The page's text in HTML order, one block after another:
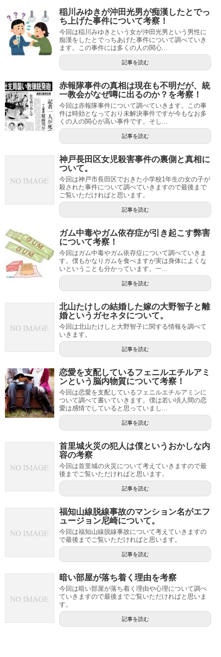
稲川みゆきが沖田光男が痴漢したとでっ
ち上げた事件について考察！
今回は稲川みゆきという女が沖田光男という男性に
痴漢をしたとでっちあげた事件について調べていき
ます。この事件には多くの人の関心...
記事を読む
赤報隊事件の真相は現在も不明だが、統
一教会がなぜ噂に出るのか？を考察！
今回は赤報隊事件について調べていきます。この事
件は時効となっており未解決事件ですが今もなお多
くの人の関心が高い事件です。そし...
記事を読む
神戸長田区女児殺害事件の裏側と真相に
ついて。
今回は神戸市長田区でおきた小学校1年生の女の子が
殺された事件について調べていきますので最後まで
ご覧いただければと思います。
記事を読む
ガム中毒やガム依存症が引き起こす弊害
について考察！
今回はガム中毒やガム依存症について調べていきま
す。僕もかなりガムを食べますが実は身体によくな
いということも分かっています。一...
記事を読む
北山たけしの結婚した嫁の大野智子と離
婚というガセネタについて。
今回は北山たけしと大野智子に関する情報を調べて
いきます。
記事を読む
恋愛を支配しているフェニルエチルアミ
ンという脳内物質について考察！
今回は恋愛を支配しているフェニルエチルアミンに
ついて調べて書いていきます。僕は若い頃人間の恋
愛は感情でしていると思っていまし...
記事を読む
首里城火災の犯人は僕というおかしな内
容の考察
今回は首里城の火災について考えていきますので最
後までご覧いただければと思います。
記事を読む
福知山線脱線事故のマンション名がエフ
ュージョン尼崎について。
今回は福知山線脱線事故について考えていきますの
で最後までご覧いただければと思います。
記事を読む
暗い部屋が落ち着く理由を考察
今回は暗い部屋が落ち着く理由や心理について調べ
ていきますので最後までご覧いただければと思いま
す。
記事を読む